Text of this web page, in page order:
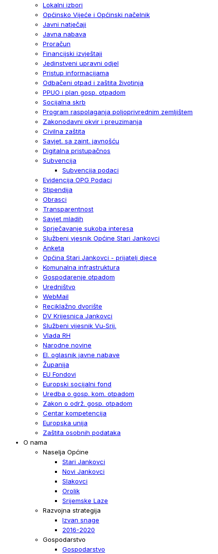
Lokalni izbori
Općinsko Vijeće i Općinski načelnik
Javni natječaji
Javna nabava
Proračun
Financijski izvještaji
Jedinstveni upravni odjel
Pristup informacijama
Odbačeni otpad i zaštita životinja
PPUO i plan gosp. otpadom
Socijalna skrb
Program raspolaganja poljoprivrednim zemljištem
Zakonodavni okvir i preuzimanja
Civilna zaštita
Savjet. sa zaint. javnošću
Digitalna pristupačnos
Subvencija
Subvencija podaci
Evidencija OPG Podaci
Stipendija
Obrasci
Transparentnost
Savjet mladih
Sprječavanje sukoba interesa
Službeni vjesnik Općine Stari Jankovci
Anketa
Općina Stari Jankovci - prijatelj djece
Komunalna infrastruktura
Gospodarenje otpadom
Uredništvo
WebMail
Reciklažno dvorište
DV Krijesnica Jankovci
Službeni vijesnik Vu-Srij.
Vlada RH
Narodne novine
El. oglasnik javne nabave
Županija
EU Fondovi
Europski socijalni fond
Uredba o gosp. kom. otpadom
Zakon o održ. gosp. otpadom
Centar kompetencija
Europska unija
Zaštita osobnih podataka
O nama
Naselja Općine
Stari Jankovci
Novi Jankovci
Slakovci
Orolik
Srijemske Laze
Razvojna strategija
Izvan snage
2016-2020
Gospodarstvo
Gospodarstvo